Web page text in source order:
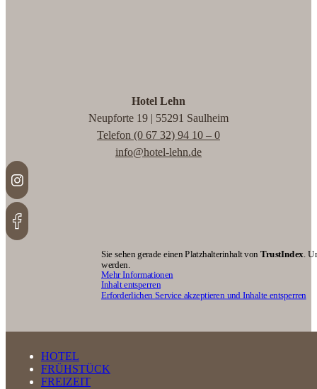
Hotel Lehn
Neupforte 19 | 55291 Saulheim
Telefon (0 67 32) 94 10 – 0
info@hotel-lehn.de
Sie sehen gerade einen Platzhalterinhalt von TrustIndex.
werden.
Mehr Informationen
Inhalt entsperren
Erforderlichen Service akzeptieren und Inhalte entsperren
HOTEL
FRÜHSTÜCK
FREIZEIT